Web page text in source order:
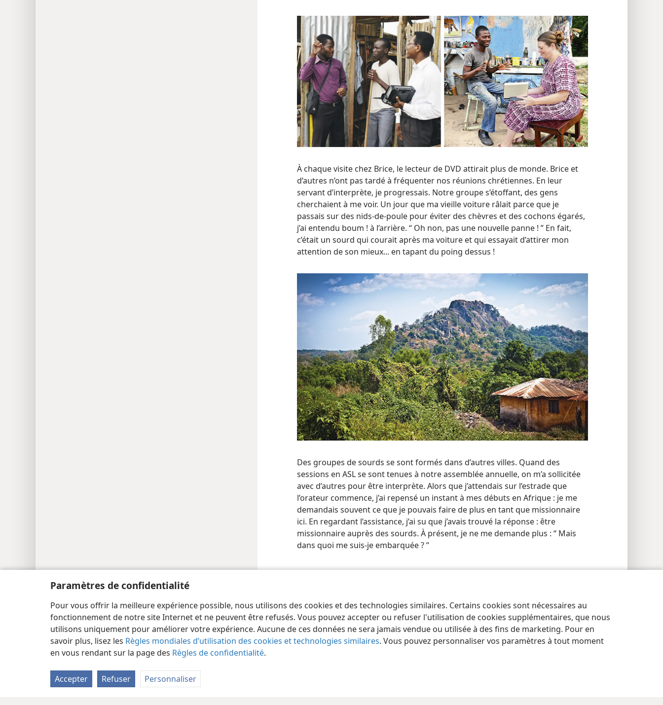
Paramètres de confidentialité
Pour vous offrir la meilleure expérience possible, nous utilisons des cookies et des technologies similaires. Certains cookies sont nécessaires au
fonctionnement de notre site Internet et ne peuvent être refusés. Vous pouvez accepter ou refuser l'utilisation de cookies supplémentaires, que nous
utilisons uniquement pour améliorer votre expérience. Aucune de ces données ne sera jamais vendue ou utilisée à des fins de marketing. Pour en
savoir plus, lisez les Règles mondiales d’utilisation des cookies et technologies similaires. Vous pouvez personnaliser vos paramètres à tout moment
en vous rendant sur la page des Règles de confidentialité.
Accepter Refuser Personnaliser
À chaque visite chez Brice, le lecteur de DVD attirait plus de monde. Brice et
d’autres n’ont pas tardé à fréquenter nos réunions chrétiennes. En leur
servant d’interprète, je progressais. Notre groupe s’étoffant, des gens
cherchaient à me voir. Un jour que ma vieille voiture râlait parce que je
passais sur des nids-de-poule pour éviter des chèvres et des cochons égarés,
j’ai entendu boum ! à l’arrière. “ Oh non, pas une nouvelle panne ! ” En fait,
c’était un sourd qui courait après ma voiture et qui essayait d’attirer mon
attention de son mieux... en tapant du poing dessus !
Des groupes de sourds se sont formés dans d’autres villes. Quand des
sessions en ASL se sont tenues à notre assemblée annuelle, on m’a sollicitée
avec d’autres pour être interprète. Alors que j’attendais sur l’estrade que
l’orateur commence, j’ai repensé un instant à mes débuts en Afrique : je me
demandais souvent ce que je pouvais faire de plus en tant que missionnaire
ici. En regardant l’assistance, j’ai su que j’avais trouvé la réponse : être
missionnaire auprès des sourds. À présent, je ne me demande plus : “ Mais
dans quoi me suis-​je embarquée ? ”
Copyright© 2026 Watch Tower Bible and Tract Society of Pennsylvania Conditions d’utilisation Règles de confidentialité Paramètres de confidentialité JW.ORG Se connecter